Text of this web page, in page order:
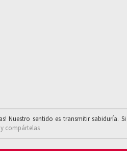
Nuestro sentido es transmitir sabiduría.
compártelas